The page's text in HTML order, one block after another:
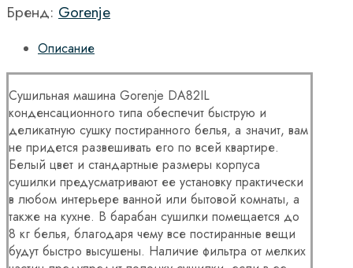
Бренд: Gorenje
Описание
Сушильная машина Gorenje DA82IL
конденсационного типа обеспечит быструю и
деликатную сушку постиранного белья, а значит, вам
не придется развешивать его по всей квартире.
Белый цвет и стандартные размеры корпуса
сушилки предусматривают ее установку практически
в любом интерьере ванной или бытовой комнаты, а
также на кухне. В барабан сушилки помещается до
8 кг белья, благодаря чему все постиранные вещи
будут быстро высушены. Наличие фильтра от мелких